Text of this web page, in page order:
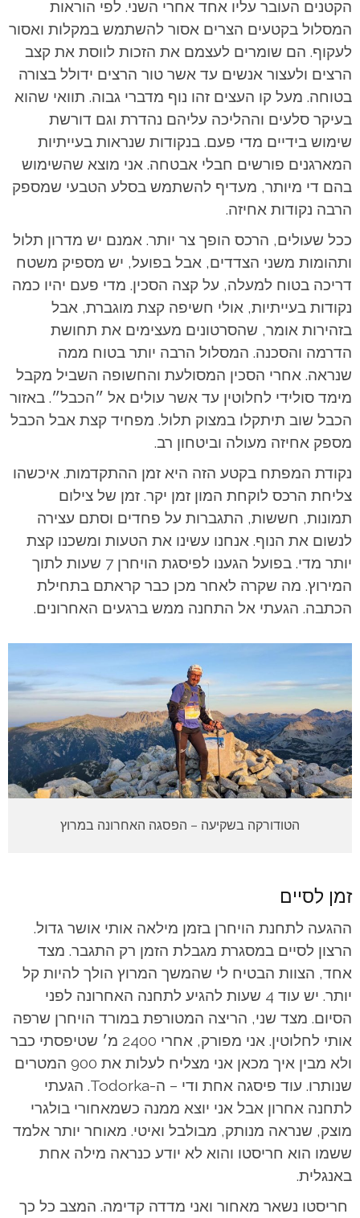
הקטנים העובר עליו אחד אחרי השני. לפי הוראות
המסלול בקטעים הצרים אסור להשתמש במקלות ואסור
לעקוף. הם שומרים לעצמם את הזכות לווסת את קצב
הרצים ולעצור אנשים עד אשר טור הרצים ידולל בצורה
בטוחה. מעל קו העצים זהו נוף מדברי גבוה. תוואי שהוא
בעיקר סלעים וההליכה עליהם נהדרת וגם דורשת
שימוש בידיים מדי פעם. בנקודות שנראות בעייתיות
המארגנים פורשים חבלי אבטחה. אני מוצא שהשימוש
בהם די מיותר, מעדיף להשתמש בסלע הטבעי שמספק
הרבה נקודות אחיזה.
ככל שעולים, הרכס הופך צר יותר. אמנם יש מדרון תלול
ותהומות משני הצדדים, אבל בפועל, יש מספיק משטח
דריכה בטוח למעלה, על קצה הסכין. מדי פעם יהיו כמה
נקודות בעייתיות, אולי חשיפה קצת מוגברת, אבל
בזהירות אומר, שהסרטונים מעצימים את תחושת
הדרמה והסכנה. המסלול הרבה יותר בטוח ממה
שנראה. אחרי הסכין המסולעת והחשופה השביל מקבל
מימד סולידי לחלוטין עד אשר עולים אל ״הכבל״. באזור
הכבל שוב תיתקלו במצוק תלול. מפחיד קצת אבל הכבל
מספק אחיזה מעולה וביטחון רב.
נקודת המפתח בקטע הזה היא זמן ההתקדמות. איכשהו
צליחת הרכס לוקחת המון זמן יקר. זמן של צילום
תמונות, חששות, התגברות על פחדים וסתם עצירה
לנשום את הנוף. אנחנו עשינו את הטעות ומשכנו קצת
יותר מדי. בפועל הגענו לפיסגת הויחרן 7 שעות לתוך
המירוץ. מה שקרה לאחר מכן כבר קראתם בתחילת
הכתבה. הגעתי אל התחנה ממש ברגעים האחרונים.
הטודורקה בשקיעה – הפסגה האחרונה במרוץ
זמן לסיים
ההגעה לתחנת הויחרן בזמן מילאה אותי אושר גדול.
הרצון לסיים במסגרת מגבלת הזמן רק התגבר. מצד
אחד, הצוות הבטיח לי שהמשך המרוץ הולך להיות קל
יותר. יש עוד 4 שעות להגיע לתחנה האחרונה לפני
הסיום. מצד שני, הריצה המטורפת במורד הויחרן שרפה
אותי לחלוטין. אני מפורק, אחרי 2400 מ׳ שטיפסתי כבר
ולא מבין איך מכאן אני מצליח לעלות את 900 המטרים
שנותרו. עוד פיסגה אחת ודי – ה-Todorka. הגעתי
לתחנה אחרון אבל אני יוצא ממנה כשמאחורי בולגרי
מוצק, שנראה מנותק, מבולבל ואיטי. מאוחר יותר אלמד
ששמו הוא חריסטו והוא לא יודע כנראה מילה אחת
באנגלית.
חריסטו נשאר מאחור ואני מדדה קדימה. המצב כל כך